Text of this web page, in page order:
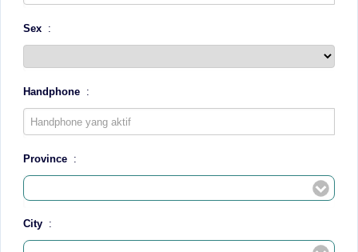
Sex :
Handphone :
Province :
City :